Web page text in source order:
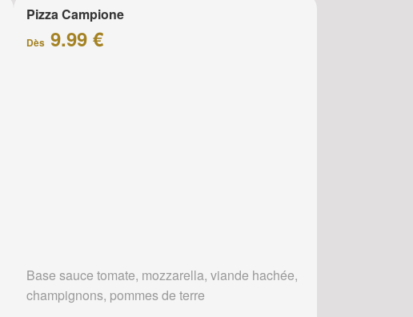
Pizza Campione
Dès 9.99 €
Base sauce tomate, mozzarella, viande hachée,
champignons, pommes de terre